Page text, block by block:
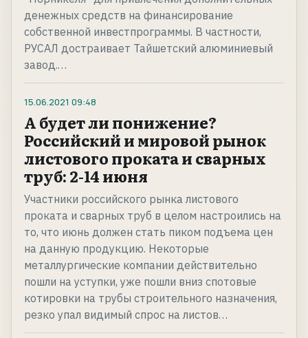
денежных средств на финансирование
собственной инвестпрограммы. В частности,
РУСАЛ достраивает Тайшетский алюминиевый
завод.…
15.06.2021 09:48
А будет ли понижение?
Российский и мировой рынок
листового проката и сварных
труб: 2-14 июня
Участники российского рынка листового
проката и сварных труб в целом настроились на
то, что июнь должен стать пиком подъема цен
на данную продукцию. Некоторые
металлургические компании действительно
пошли на уступки, уже пошли вниз спотовые
котировки на трубы строительного назначения,
резко упал видимый спрос на листов…